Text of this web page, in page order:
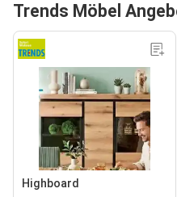
Trends Möbel
Highboard